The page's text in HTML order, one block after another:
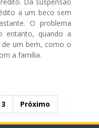
a um beco sem
O problema
entanto, quando a
um bem, como o
a família.
3
Próximo